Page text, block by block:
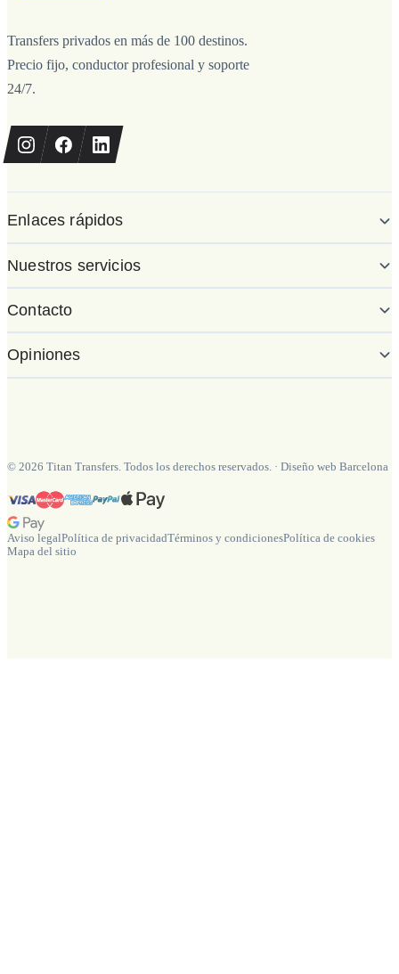
Transfers privados en más de 100 destinos.
Precio fijo, conductor profesional y soporte
24/7.
Enlaces rápidos
Nuestros servicios
Contacto
Opiniones
© 2026 Titan Transfers. Todos los derechos reservados. · Diseño web Barcelona
Aviso legalPolítica de privacidadTérminos y condicionesPolítica de cookies
Mapa del sitio